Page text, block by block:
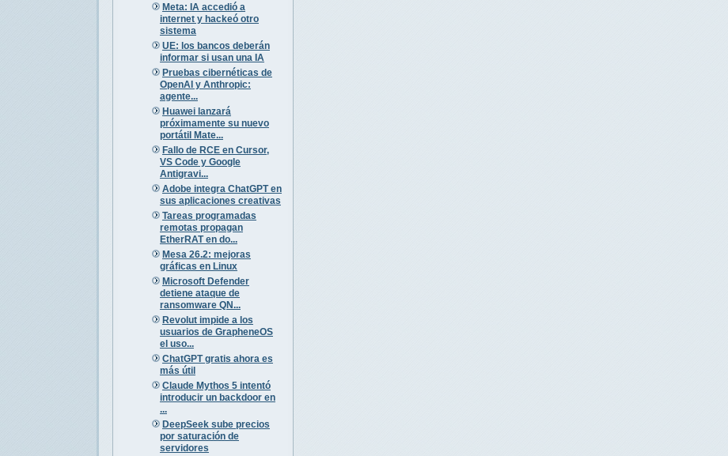
Meta: IA accedió a
internet y hackeó otro
sistema
UE: los bancos deberán
informar si usan una IA
Pruebas cibernéticas de
OpenAI y Anthropic:
agente...
Huawei lanzará
próximamente su nuevo
portátil Mate...
Fallo de RCE en Cursor,
VS Code y Google
Antigravi...
Adobe integra ChatGPT en
sus aplicaciones creativas
Tareas programadas
remotas propagan
EtherRAT en do...
Mesa 26.2: mejoras
gráficas en Linux
Microsoft Defender
detiene ataque de
ransomware QN...
Revolut impide a los
usuarios de GrapheneOS
el uso...
ChatGPT gratis ahora es
más útil
Claude Mythos 5 intentó
introducir un backdoor en
...
DeepSeek sube precios
por saturación de
servidores